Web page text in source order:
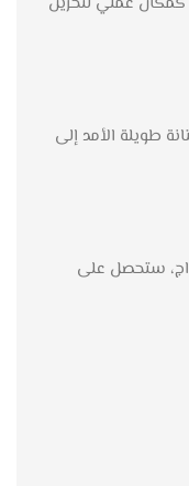
طويلة الأمد إلى
ستحصل على